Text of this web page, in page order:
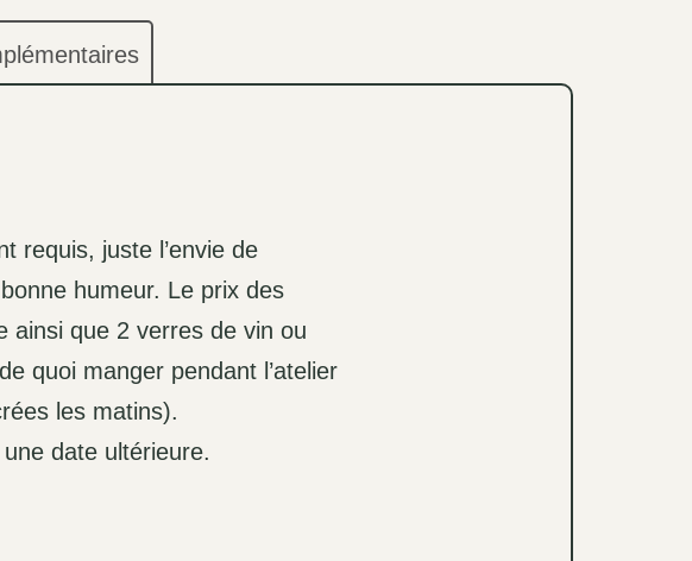
requis, juste l’envie de
humeur. Le prix des
ainsi que 2 verres de vin ou
quoi manger pendant l’atelier
les matins).
date ultérieure.